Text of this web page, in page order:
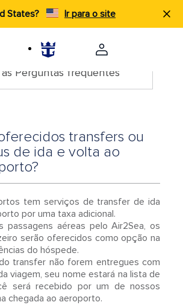
States? Ir para o site
Perguntas frequentes
transfers ou
de ida e volta ao
tem serviços de transfer de ida
por uma taxa adicional.
passagens aéreas pelo Air2Sea, os
serão oferecidos como opção na
do hóspede.
transfer não forem entregues com
viagem, seu nome estará na lista de
será recebido por um de nossos
chegada ao aeroporto.